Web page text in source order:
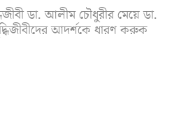
ডা. আলীম চৌধুরীর মেয়ে ডা.
আদর্শকে ধারণ করুক